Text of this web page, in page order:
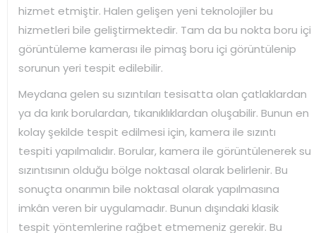
hizmet etmiştir. Halen gelişen yeni teknolojiler bu
hizmetleri bile geliştirmektedir. Tam da bu nokta boru içi
görüntüleme kamerası ile pimaş boru içi görüntülenip
sorunun yeri tespit edilebilir.
Meydana gelen su sızıntıları tesisatta olan çatlaklardan
ya da kırık borulardan, tıkanıklıklardan oluşabilir. Bunun en
kolay şekilde tespit edilmesi için, kamera ile sızıntı
tespiti yapılmalıdır. Borular, kamera ile görüntülenerek su
sızıntısının olduğu bölge noktasal olarak belirlenir. Bu
sonuçta onarımın bile noktasal olarak yapılmasına
imkân veren bir uygulamadır. Bunun dışındaki klasik
tespit yöntemlerine rağbet etmemeniz gerekir. Bu